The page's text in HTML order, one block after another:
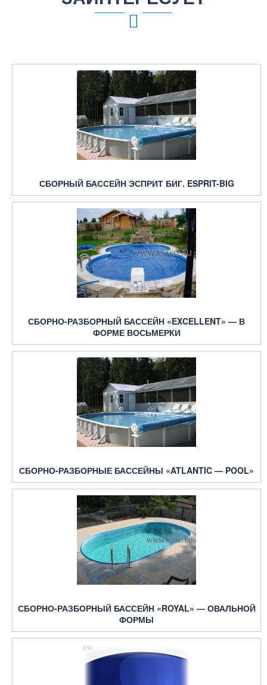
СБОРНЫЙ БАССЕЙН ЭСПРИТ БИГ. ESPRIT-BIG
СБОРНО-РАЗБОРНЫЙ БАССЕЙН «EXCELLENT» — В
ФОРМЕ ВОСЬМЕРКИ
СБОРНО-РАЗБОРНЫЕ БАССЕЙНЫ «ATLANTIC — POOL»
СБОРНО-РАЗБОРНЫЙ БАССЕЙН «ROYAL» — ОВАЛЬНОЙ
ФОРМЫ